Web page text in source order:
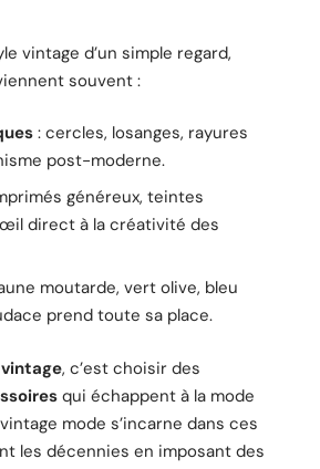
vintage d’un simple regard,
souvent :
: cercles, losanges, rayures
post-moderne.
généreux, teintes
direct à la créativité des
moutarde, vert olive, bleu
prend toute sa place.
, c’est choisir des
qui échappent à la mode
mode s’incarne dans ces
les décennies en imposant des